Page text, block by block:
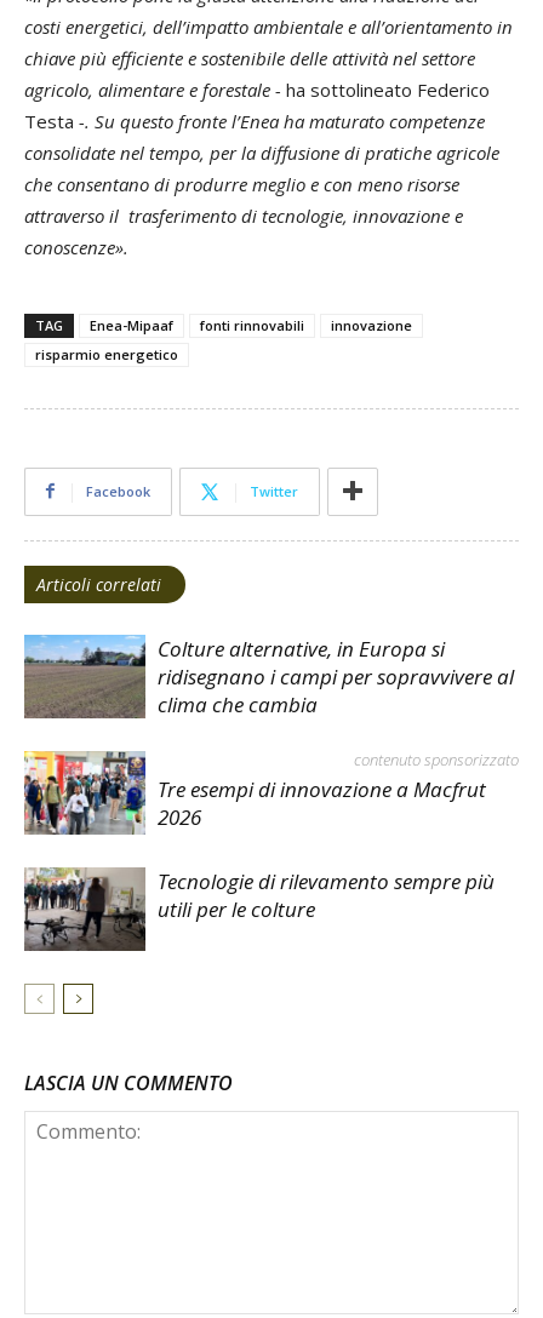
costi energetici, dell’impatto ambientale e all’orientamento in
chiave più efficiente e sostenibile delle attività nel settore
agricolo, alimentare e forestale - ha sottolineato Federico
Testa -. Su questo fronte l’Enea ha maturato competenze
consolidate nel tempo, per la diffusione di pratiche agricole
che consentano di produrre meglio e con meno risorse
attraverso il trasferimento di tecnologie, innovazione e
conoscenze».
TAG Enea-Mipaaf fonti rinnovabili
innovazione
risparmio energetico
Facebook Twitter
Articoli correlati
Colture alternative, in Europa si
ridisegnano i campi per sopravvivere al
clima che cambia
contenuto sponsorizzato
Tre esempi di innovazione a Macfrut
2026
Tecnologie di rilevamento sempre più
utili per le colture
LASCIA UN COMMENTO